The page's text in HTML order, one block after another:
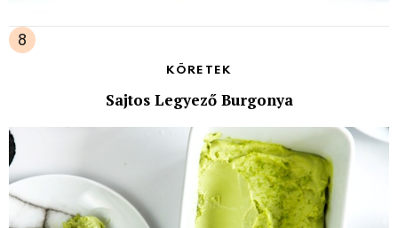
KÖRETEK
Sajtos Legyező Burgonya